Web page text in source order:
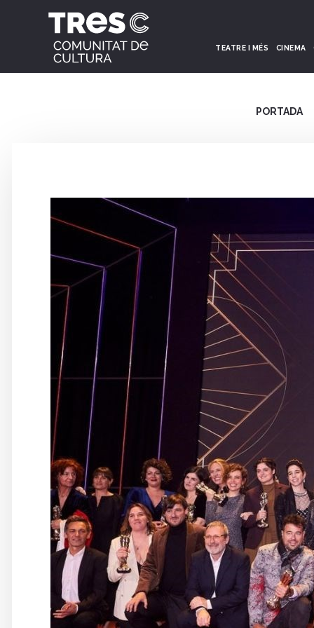
TEATRE I MÉS CINEMA
PORTADA